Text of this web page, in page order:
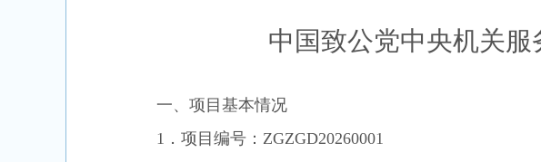
中国致公党中央机关
一、项目基本情况
1．项目编号： ZGZGD20260001